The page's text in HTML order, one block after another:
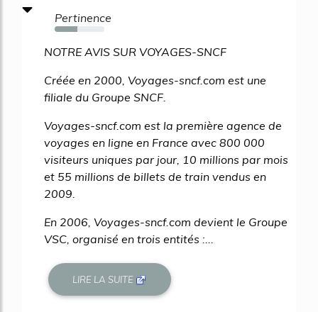
Pertinence
46%
NOTRE AVIS SUR VOYAGES-SNCF
Créée en 2000, Voyages-sncf.com est une
filiale du Groupe SNCF.
Voyages-sncf.com est la première agence de
voyages en ligne en France avec 800 000
visiteurs uniques par jour, 10 millions par mois
et 55 millions de billets de train vendus en
2009.
En 2006, Voyages-sncf.com devient le Groupe
VSC, organisé en trois entités :...
LIRE LA SUITE